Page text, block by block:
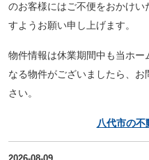
のお客様にはご不便をおかけい
すようお願い申し上げます。
物件情報は休業期間中も当ホ
なる物件がございましたら、
さい。
八代市の不